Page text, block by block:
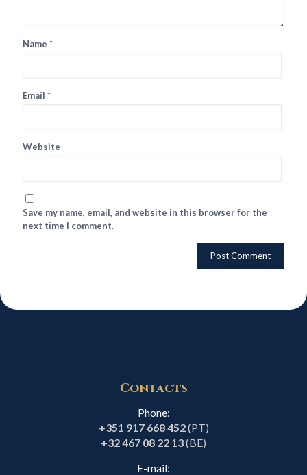
Name *
Email *
Website
Save my name, email, and website in this browser for the
next time I comment.
Contacts
Phone:
+351 917 668 452(PT)
+32 467 08 22 13(BE)
E-mail: